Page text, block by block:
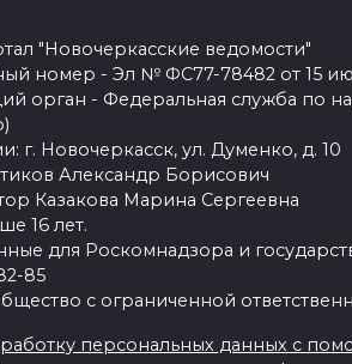
"Новочеркасские ведомости"
номер - Эл № ФС77-78482 от 15
орган - Федеральная служба по
г. Новочеркасск, ул. Думенко, д. 10
Александр Борисович
Казакова Марина Сергеевна
16 лет.
для Роскомнадзора и
85
с ограниченной
персональных данных с